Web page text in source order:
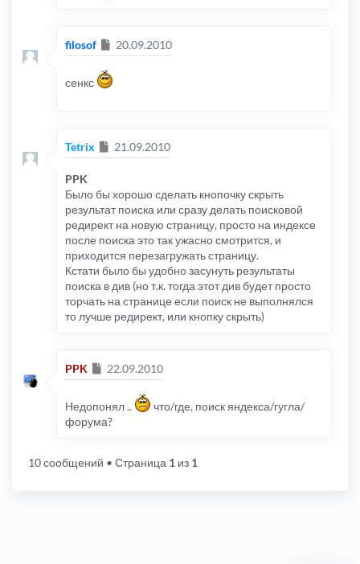
filosof Сообщение
20.09.2010
сенкс
Tetrix Сообщение
21.09.2010
PPK
Было бы хорошо сделать кнопочку скрыть
результат поиска или сразу делать поисковой
редирект на новую страницу, просто на индексе
после поиска это так ужасно смотрится, и
приходится перезагружать страницу.
Кстати было бы удобно засунуть результаты
поиска в див (но т.к. тогда этот див будет просто
торчать на странице если поиск не выполнялся
то лучше редирект, или кнопку скрыть)
PPK Сообщение
22.09.2010
Недопонял ..
что/где, поиск яндекса/гугла/
форума?
10 сообщений • Страница 1 из 1